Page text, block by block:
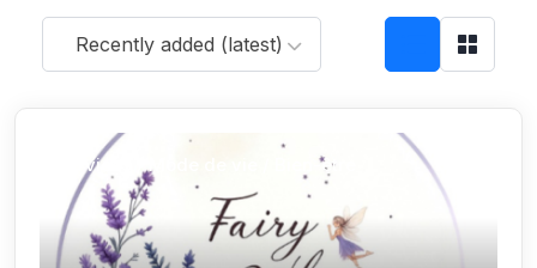
Recently added (latest)
Services / Mode de vie / Bien-être